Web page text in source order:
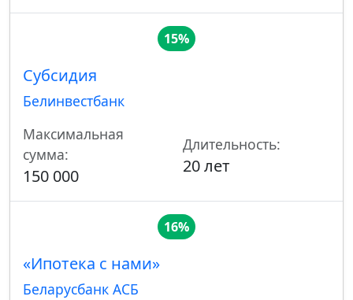
15%
Субсидия
Белинвестбанк
Максимальная
сумма:
150 000
Длительность:
20 лет
16%
«Ипотека с нами»
Беларусбанк АСБ